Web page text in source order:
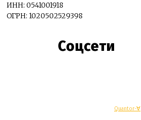
ИНН: 0541001918
ОГРН: 1020502529398
Соцсети
Quantor-∀